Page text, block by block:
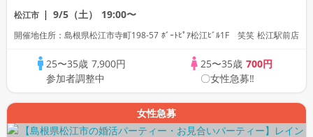
数・初参加も大歓迎☆プレイワークス主催
☆
松江市 9/5（土） 19:00〜
開催地住所：島根県松江市寺町198-57 ﾎﾞｰﾄﾋﾟｱ松江ﾋﾞﾙ1F 笑笑 松江駅前店
25〜35歳 7,900円
参加者調整中
25〜35歳 700円
〇女性急募‼
女性急募